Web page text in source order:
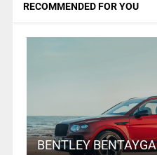
RECOMMENDED FOR YOU
BENTLEY BENTAYGA